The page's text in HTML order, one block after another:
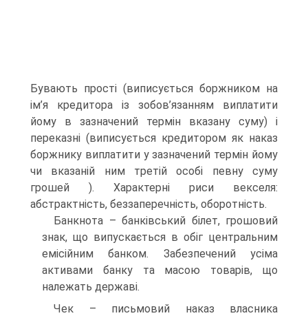
Бувають прості (виписується боржником на
ім’я кредитора із зобов’язанням виплатити
йому в зазначений термін вказану суму) і
переказні (виписується кредитором як наказ
боржнику виплатити у зазначений термін йому
чи вказаній ним третій особі певну суму
грошей ). Характерні риси векселя:
абстрактність, беззаперечність, оборотність.
Банкнота – банківський білет, грошовий
знак, що випускається в обіг центральним
емісійним банком. Забезпечений усіма
активами банку та масою товарів, що
належать державі.
Чек – письмовий наказ власника